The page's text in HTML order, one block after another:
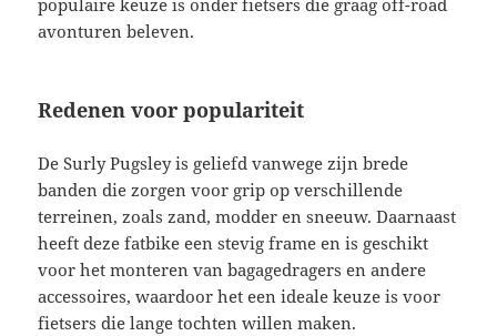
avonturen beleven.
Redenen voor populariteit
De Surly Pugsley is geliefd vanwege zijn brede
banden die zorgen voor grip op verschillende
terreinen, zoals zand, modder en sneeuw. Daarnaast
heeft deze fatbike een stevig frame en is geschikt
voor het monteren van bagagedragers en andere
accessoires, waardoor het een ideale keuze is voor
fietsers die lange tochten willen maken.